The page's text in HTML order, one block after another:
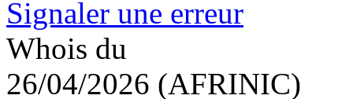
Signaler une erreur
Whois du
26/04/2026 (AFRINIC)